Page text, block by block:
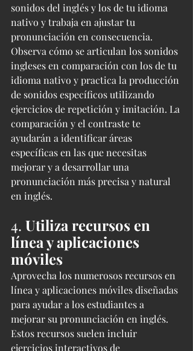
sonidos del inglés y los de tu idioma
nativo y trabaja en ajustar tu
pronunciación en consecuencia.
Observa cómo se articulan los sonidos
ingleses en comparación con los de tu
idioma nativo y practica la producción
de sonidos específicos utilizando
ejercicios de repetición y imitación. La
comparación y el contraste te
ayudarán a identificar áreas
específicas en las que necesitas
mejorar y a desarrollar una
pronunciación más precisa y natural
en inglés.
4. Utiliza recursos en
línea y aplicaciones
móviles
Aprovecha los numerosos recursos en
línea y aplicaciones móviles diseñadas
para ayudar a los estudiantes a
mejorar su pronunciación en inglés.
Estos recursos suelen incluir
ejercicios interactivos de